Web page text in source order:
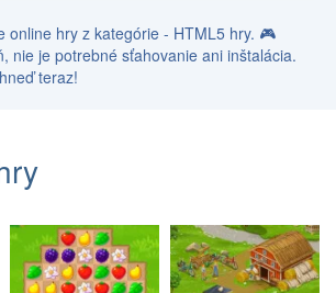
online hry z kategórie - HTML5 hry. 🎮
nie je potrebné sťahovanie ani inštalácia.
teraz!